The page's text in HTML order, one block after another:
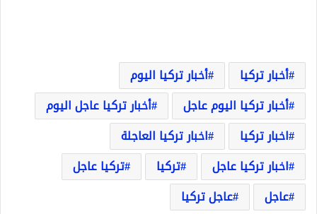
أخبار تركيا
أخبار تركيا اليوم
أخبار تركيا اليوم عاجل
أخبار تركيا عاجل اليوم
اخبار تركيا
اخبار تركيا العاجلة
اخبار تركيا عاجل
تركيا
تركيا عاجل
عاجل
عاجل تركيا